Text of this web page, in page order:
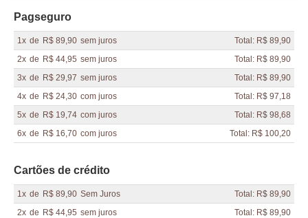
Pagseguro
1x de R$ 89,90 sem juros
Total: R$ 89,90
2x de R$ 44,95 sem juros
Total: R$ 89,90
3x de R$ 29,97 sem juros
Total: R$ 89,90
4x de R$ 24,30 com juros
Total: R$ 97,18
5x de R$ 19,74 com juros
Total: R$ 98,68
6x de R$ 16,70 com juros Total: R$ 100,20
Cartões de crédito
1x de R$ 89,90 Sem Juros
Total: R$ 89,90
2x de R$ 44,95 sem juros
Total: R$ 89,90